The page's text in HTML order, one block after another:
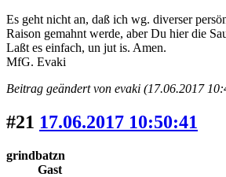
Es geht nicht an, daß ich wg. diverser
Raison gemahnt werde, aber Du hier die
Laßt es einfach, un jut is. Amen.
MfG. Evaki
Beitrag geändert von evaki (17.06.2017
#21 17.06.2017 10:50:41
grindbatzn
Gast